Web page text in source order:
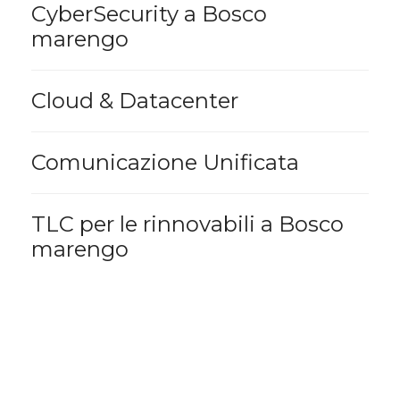
CyberSecurity a Bosco
marengo
Cloud & Datacenter
Comunicazione Unificata
TLC per le rinnovabili a Bosco
marengo